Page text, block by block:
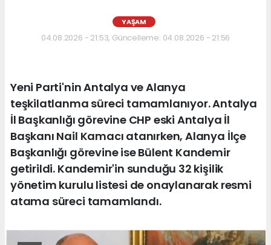
YAŞAM
04.08.2026 - 21:53, Güncelleme: 04.08.2026 - 21:56
Yeni Parti'nin Antalya ve Alanya
teşkilatlanma süreci tamamlanıyor. Antalya
İl Başkanlığı görevine CHP eski Antalya İl
Başkanı Nail Kamacı atanırken, Alanya İlçe
Başkanlığı görevine ise Bülent Kandemir
getirildi. Kandemir'in sunduğu 32 kişilik
yönetim kurulu listesi de onaylanarak resmi
atama süreci tamamlandı.